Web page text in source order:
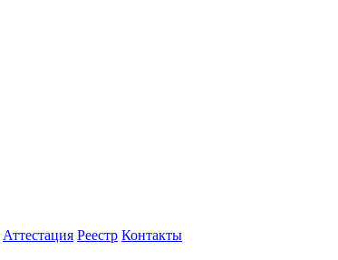
Аттестация Реестр Контакты